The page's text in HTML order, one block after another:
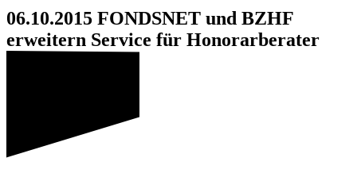
06.10.2015 FONDSNET und BZHF
erweitern Service für Honorarberater